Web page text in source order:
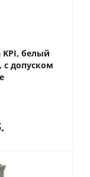
KPI, белый
допуском